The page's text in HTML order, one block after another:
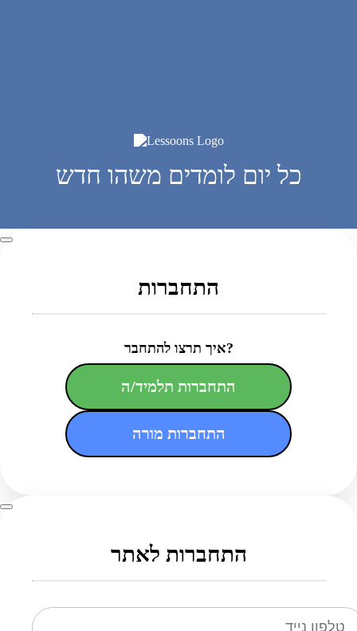
כל יום לומדים משהו חדש
התחברות
איך תרצו להתחבר?
התחברות תלמיד/ה
התחברות מורה
התחברות לאתר